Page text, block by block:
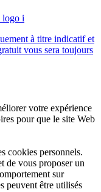
logo i
à titre indicatif et
vous sera toujours
votre expérience
pour que le site Web
cookies personnels.
de vous proposer un
sur
peuvent être utilisés